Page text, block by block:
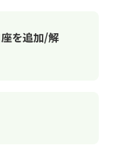
を追加/解